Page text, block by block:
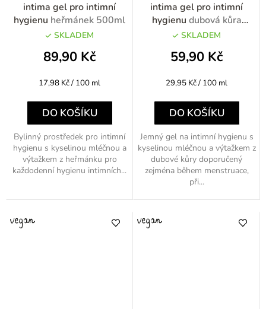
intima gel pro intimní
hygienu heřmánek 500ml
SKLADEM
89,90 Kč
Měrná
17,98 Kč / 100 ml
DO KOŠÍKU
Bylinný prostředek pro intimní
hygienu s kyselinou mléčnou a
výtažkem z heřmánku pro
každodenní hygienu intimních...
intima gel pro intimní
hygienu dubová kůra
200ml
SKLADEM
59,90 Kč
Měrná
29,95 Kč / 100 ml
DO KOŠÍKU
Jemný gel na intimní hygienu s
kyselinou mléčnou a výtažkem z
dubové kůry doporučený
zejména během menstruace,
při...